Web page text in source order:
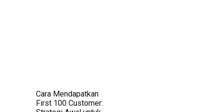
Cara Mendapatkan
First 100 Customer: